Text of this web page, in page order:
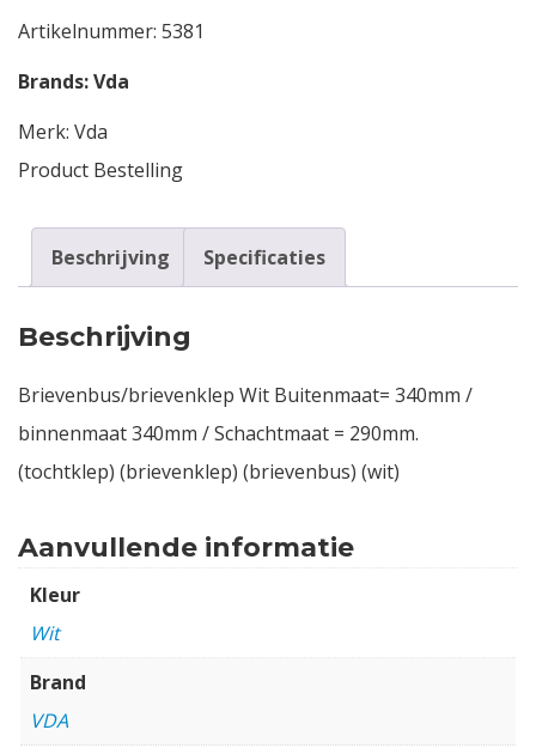
Artikelnummer: 5381
Brands:Vda
Merk: Vda
Product Bestelling
Beschrijving Specificaties
Beschrijving
Brievenbus/brievenklep Wit Buitenmaat= 340mm /
binnenmaat 340mm / Schachtmaat = 290mm.
(tochtklep) (brievenklep) (brievenbus) (wit)
Aanvullende informatie
Kleur
Wit
Brand
VDA